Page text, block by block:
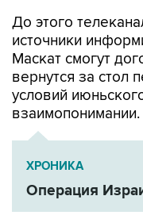
До этого
источники
Маскат смогут
вернутся за стол
условий
взаимопонимании.
ХРОНИКА
Операция